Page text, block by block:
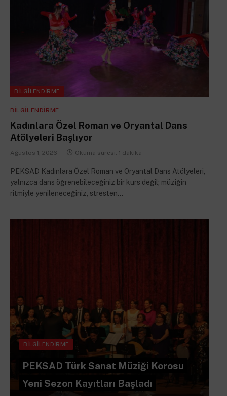
BILGILENDIRME
BILGILENDIRME
Kadınlara Özel Roman ve Oryantal Dans
Atölyeleri Başlıyor
Ağustos 1, 2026 Okuma süresi: 1 dakika
PEKSAD Kadınlara Özel Roman ve Oryantal Dans Atölyeleri,
yalnızca dans öğrenebileceğiniz bir kurs değil; müziğin
ritmiyle yenileneceğiniz, stresten…
BILGILENDIRME
PEKSAD Türk Sanat Müziği Korosu
Yeni Sezon Kayıtları Başladı